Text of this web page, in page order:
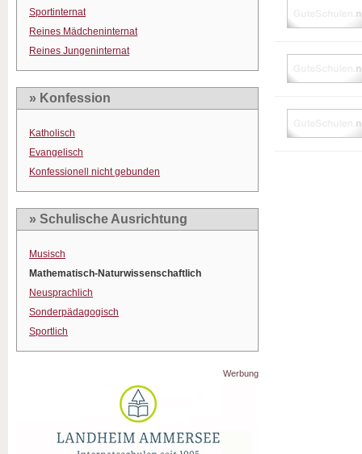
Sportinternat
Reines Mädcheninternat
Reines Jungeninternat
» Konfession
Katholisch
Evangelisch
Konfessionell nicht gebunden
» Schulische Ausrichtung
Musisch
Mathematisch-Naturwissenschaftlich
Neusprachlich
Sonderpädagogisch
Sportlich
Werbung